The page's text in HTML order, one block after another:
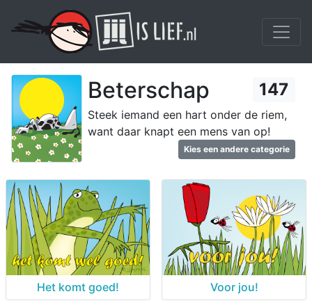
Beterschap 147
Steek iemand een hart onder de riem,
want daar knapt een mens van op!
Kies een andere categorie
Het komt goed! Voor jou!